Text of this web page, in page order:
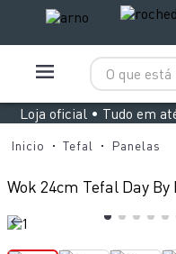
O que está
Loja oficial • Tudo em
Tefal Panelas
Wok 24cm Tefal Day By
TERMOS
duo